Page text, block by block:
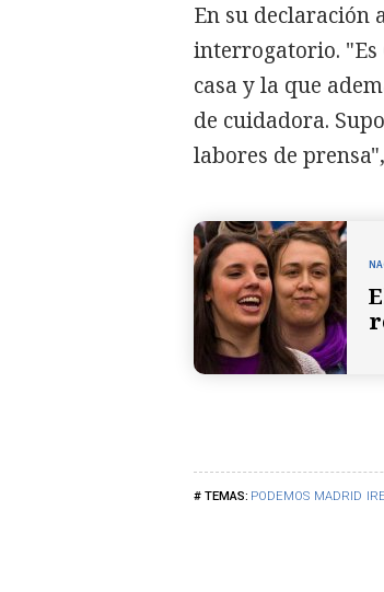
PODEMOS MADRID
En su declaración
interrogatorio. "Es
casa y la que
de cuidadora.
labores de